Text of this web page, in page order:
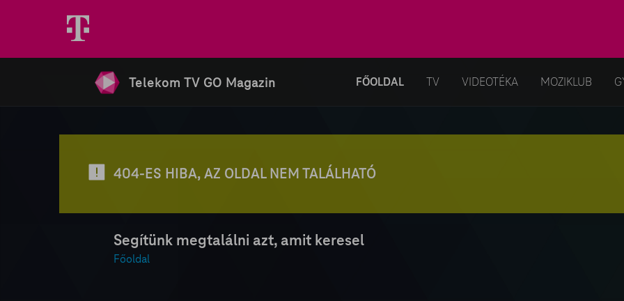
Telekom TV GO Magazin FŐOLDAL TV VIDEOTÉKA MOZIKLUB
404-ES HIBA, AZ OLDAL NEM TALÁLHATÓ
Segítünk megtalálni azt, amit keresel
Főoldal